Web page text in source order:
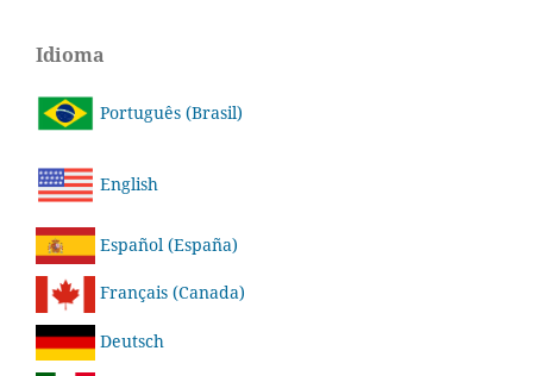
Idioma
Português (Brasil)
English
Español (España)
Français (Canada)
Deutsch